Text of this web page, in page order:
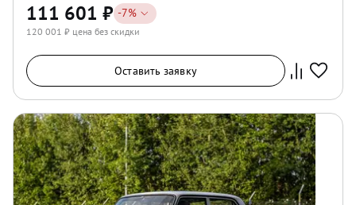
111 601 ₽ -7%
120 001 ₽ цена без скидки
Оставить заявку